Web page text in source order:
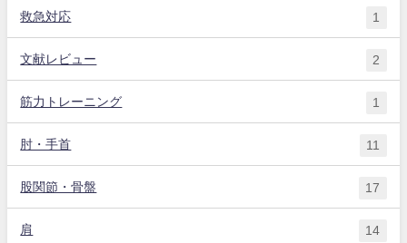
救急対応 1
文献レビュー 2
筋力トレーニング 1
肘・手首 11
股関節・骨盤 17
肩 14